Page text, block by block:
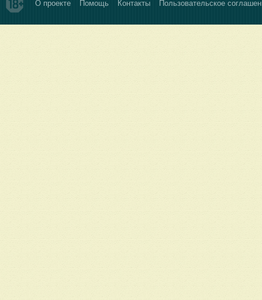
О проекте Помощь Контакты Пользовательское